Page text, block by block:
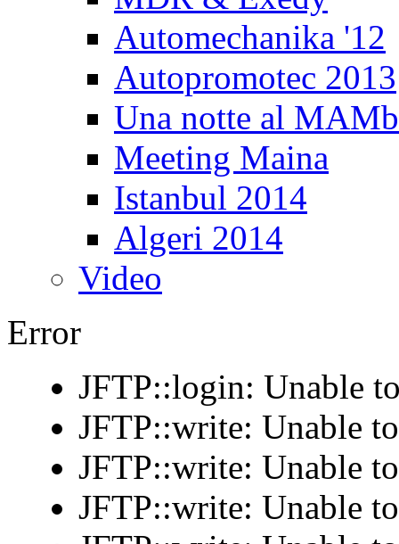
Automechanika '12
Autopromotec 2013
Una notte al
Meeting Maina
Istanbul 2014
Algeri 2014
Video
Error
JFTP::login: Unable
JFTP::write: Unable
JFTP::write: Unable
JFTP::write: Unable